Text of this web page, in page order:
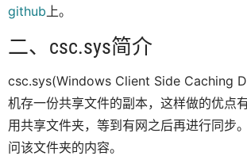
github上。
二、csc.sys简介
csc.sys(Windows Client Side Caching
机存一份共享文件的副本，这样做的优点
用共享文件夹，等到有网之后再进行同步
问该文件夹的内容。